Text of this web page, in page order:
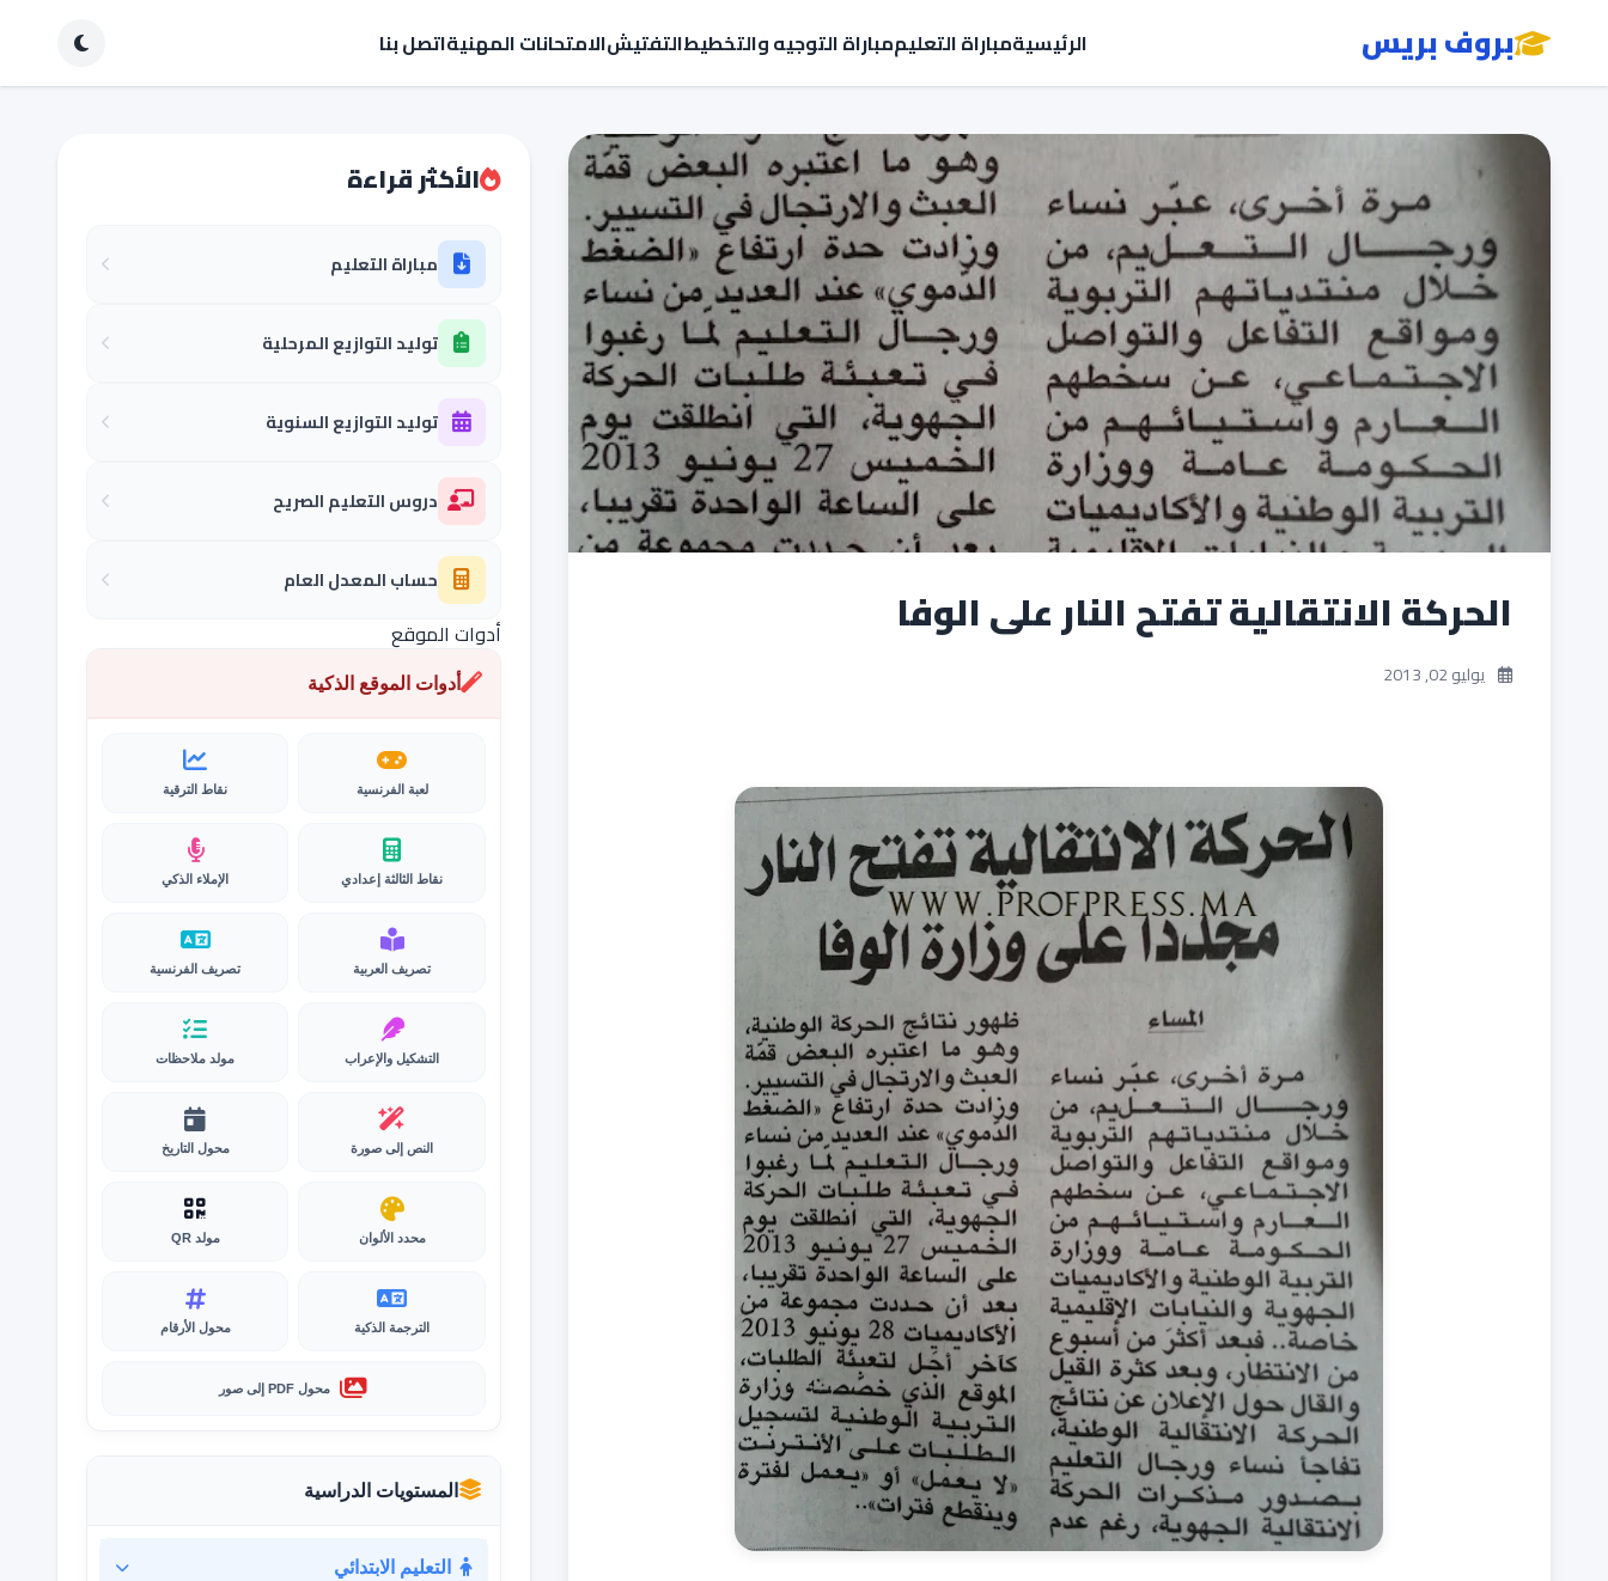
بروف بريس الرئيسيةمباراة التعليممباراة التوجيه والتخطيطالتفتيشالامتحانات المهنيةاتصل بنا
الحركة الانتقالية تفتح النار على الوفا
يوليو 02, 2013
الأكثر قراءة
مباراة التعليم
توليد التوازيع المرحلية
توليد التوازيع السنوية
دروس التعليم الصريح
حساب المعدل العام
أدوات الموقع
أدوات الموقع الذكية
لعبة الفرنسية نقاط الترقية
نقاط الثالثة إعدادي الإملاء الذكي
تصريف العربية تصريف الفرنسية
التشكيل والإعراب مولد ملاحظات
النص إلى صورة محول التاريخ
محدد الألوان مولد QR
الترجمة الذكية محول الأرقام
محول PDF إلى صور
المستويات الدراسية
التعليم الابتدائي